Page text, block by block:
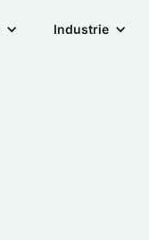
Industrie